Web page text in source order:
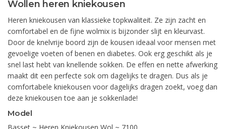
Wollen heren kniekousen
Heren kniekousen van klassieke topkwaliteit. Ze zijn zacht en
comfortabel en de fijne wolmix is bijzonder slijt en kleurvast.
Door de knelvrije boord zijn de kousen ideaal voor mensen met
gevoelige voeten of benen en diabetes. Ook erg geschikt als je
snel last hebt van knellende sokken. De effen en nette afwerking
maakt dit een perfecte sok om dagelijks te dragen. Dus als je
comfortabele kniekousen voor dagelijks dragen zoekt, voeg dan
deze kniekousen toe aan je sokkenlade!
Model